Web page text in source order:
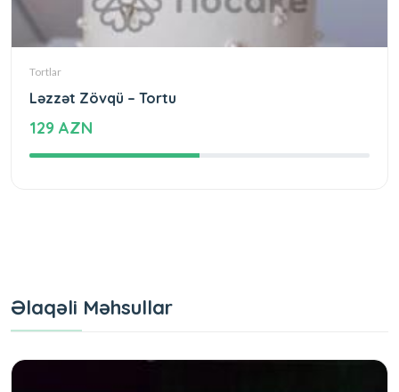
Tortlar
Ləzzət Zövqü – Tortu
129 AZN
Əlaqəli Məhsullar